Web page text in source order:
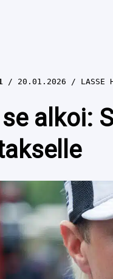
20.01.2026 LASSE
se alkoi: